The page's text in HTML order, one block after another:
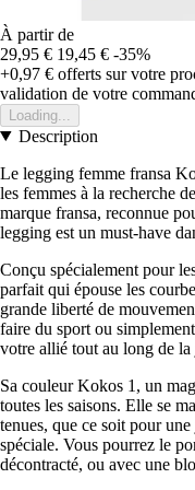
À partir de
29,95 € 19,45 € -35%
+0,97 € offerts sur votre
validation de votre
Loading...
Description
Le legging femme fransa
les femmes à la recherche
marque fransa, reconnue
legging est un must-have
Conçu spécialement pour
parfait qui épouse les
grande liberté de
faire du sport ou
votre allié tout au long de la
Sa couleur Kokos 1, un
toutes les saisons. Elle se
tenues, que ce soit pour
spéciale. Vous pourrez le
décontracté, ou avec une